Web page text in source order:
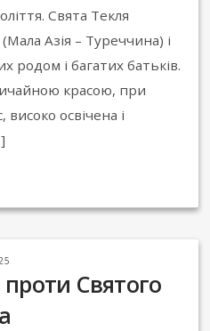
Свята Текля
(Мала Азія – Туреччина) і
родом і багатих батьків.
красою, при
освічена і
проти Святого